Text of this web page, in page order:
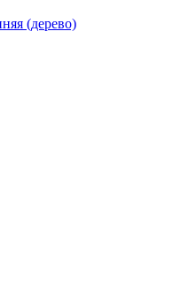
(дерево)